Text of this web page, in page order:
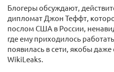
Блогеры обсуждают,
дипломат Джон Теффт,
послом США в России,
где ему приходилось
появилась в сети, якобы
WikiLeaks.